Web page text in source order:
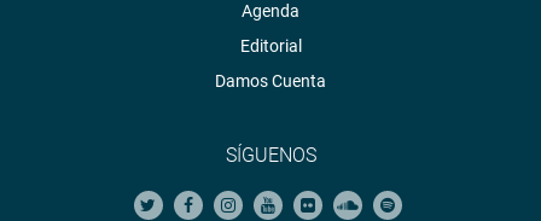
Agenda
Editorial
Damos Cuenta
SÍGUENOS